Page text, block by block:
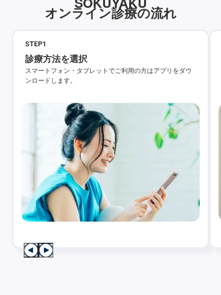
オンライン診療の流れ
STEP1
診療方法を選択
スマートフォン・タブレットでご利用の方はアプリをダウ
ンロードします。